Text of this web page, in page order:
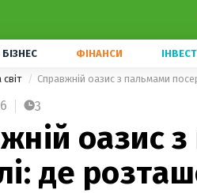
БІЗНЕС ФІНАНСИ
Справжній оазис з пальмами
3
оазис
де